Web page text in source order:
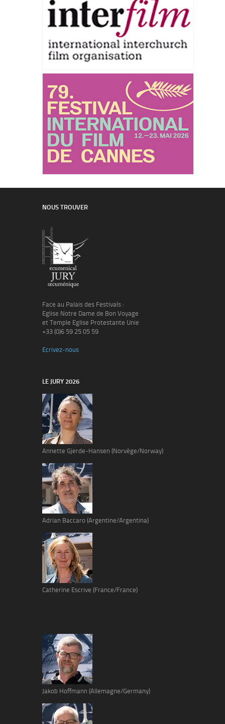
NOUS TROUVER
Face au Palais des Festivals :
Eglise Notre Dame de Bon Voyage
et Temple Eglise Protestante Unie
+33 (0)6 59 25 05 59
Ecrivez-nous
LE JURY 2026
Annette Gjerde-Hansen (Norvège/Norway)
Adrian Baccaro (Argentine/Argentina)
Catherine Escrive (France/France)
Jakob Hoffmann (Allemagne/Germany)